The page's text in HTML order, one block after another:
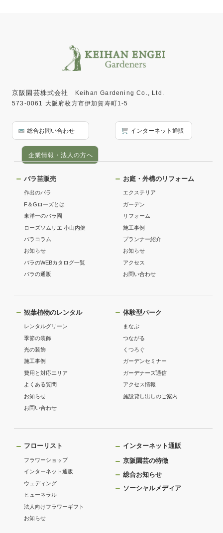
京阪園芸株式会社
Keihan Gardening Co., Ltd.
573-0061 大阪府枚方市伊加賀寿町1-5
総合お問い合わせ インターネット通販
企業情報・法人の方へ
バラ苗販売
作出のバラ
F＆Gローズとは
東洋一のバラ園
ローズソムリエ 小山内健
バラコラム
お知らせ
バラのWEBカタログ一覧
バラの通販
お庭・外構のリフォーム
エクステリア
ガーデン
リフォーム
施工事例
プランナー紹介
お知らせ
アクセス
お問い合わせ
観葉植物のレンタル
レンタルグリーン
季節の装飾
光の装飾
施工事例
費用と対応エリア
よくある質問
お知らせ
お問い合わせ
体験型パーク
まなぶ
つながる
くつろぐ
ガーデンセミナー
ガーデナーズ通信
アクセス情報
施設貸し出しのご案内
フローリスト
フラワーショップ
インターネット通販
ウェディング
ヒューネラル
法人向けフラワーギフト
お知らせ
インターネット通販
京阪園芸の特徴
総合お知らせ
ソーシャルメディア